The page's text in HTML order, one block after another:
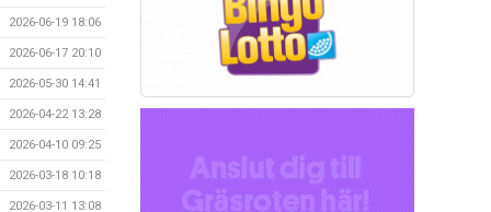
2026-06-19 18:06
2026-06-17 20:10
2026-05-30 14:41
2026-04-22 13:28
2026-04-10 09:25
2026-03-18 10:18
2026-03-11 13:08